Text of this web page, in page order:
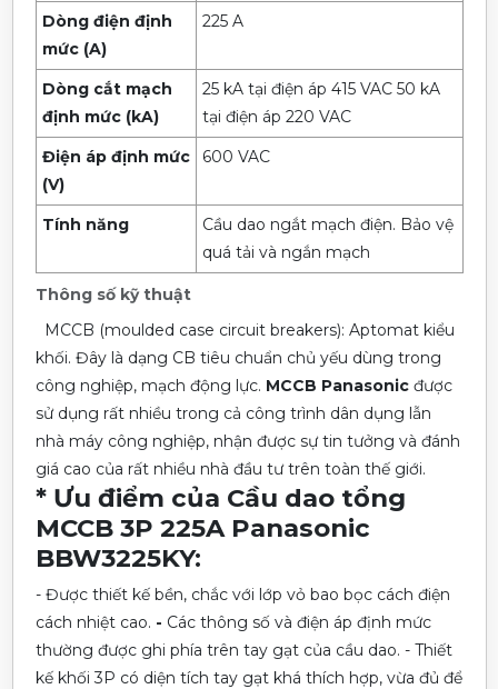
Thông số kỹ thuật
Dòng điện định
mức (A)
225 A
Dòng cắt mạch
định mức (kA)
25 kA tại điện áp 415 VAC 50 kA
tại điện áp 220 VAC
Điện áp định mức
(V)
600 VAC
Tính năng
Cầu dao ngắt mạch điện. Bảo vệ
quá tải và ngắn mạch
MCCB (moulded case circuit breakers): Aptomat kiểu
khối. Đây là dạng CB tiêu chuẩn chủ yếu dùng trong
công nghiệp, mạch động lực. MCCB Panasonicđược
sử dụng rất nhiều trong cả công trình dân dụng lẫn
nhà máy công nghiệp, nhận được sự tin tưởng và đánh
giá cao của rất nhiều nhà đầu tư trên toàn thế giới.
* Ưu điểm của Cầu dao tổng
MCCB 3P 225A Panasonic
BBW3225KY:
- Được thiết kế bền, chắc với lớp vỏ bao bọc cách điện
cách nhiệt cao. - Các thông số và điện áp định mức
thường được ghi phía trên tay gạt của cầu dao. - Thiết
kế khối 3P có diện tích tay gạt khá thích hợp, vừa đủ để